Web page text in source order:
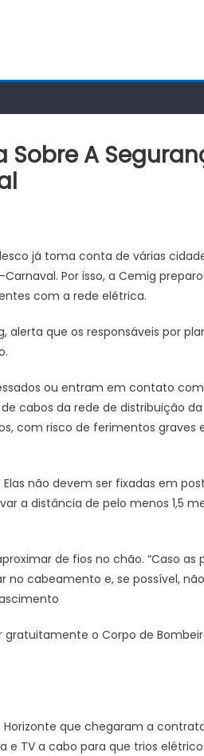
Sobre A
já toma conta de várias
Por isso, a Cemig
com a rede elétrica.
alerta que os responsáveis por
ou entram em contato
cabos da rede de distribuição da
com risco de ferimentos graves
não devem ser fixadas em
a distância de pelo menos 1,5
de fios no chão. “Caso as
cabeamento e, se possível,
o Corpo de
Horizonte que chegaram a
e TV a cabo para que trios